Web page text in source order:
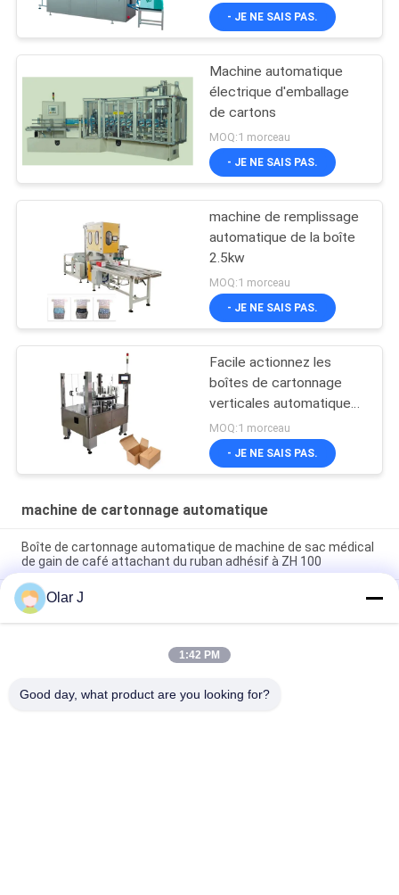
- JE NE SAIS PAS.
Machine automatique
électrique d'emballage
de cartons
MOQ:1 morceau
- JE NE SAIS PAS.
machine de remplissage
automatique de la boîte
2.5kw
MOQ:1 morceau
- JE NE SAIS PAS.
Facile actionnez les
boîtes de cartonnage
verticales automatiques
de la machine 20-
50/minute
MOQ:1 morceau
- JE NE SAIS PAS.
machine de cartonnage automatique
Boîte de cartonnage automatique de machine de sac médical
de gain de café attachant du ruban adhésif à ZH 100
Machine à emballer complètement automatique de boîte de
micro-ordinateur de PLC attachant du ruban adhésif à KXZ
250B
Masque remplissant de cartonnage automatique de
Olar J
1:42 PM
Good day, what product are you looking for?